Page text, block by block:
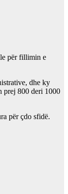
për fillimin e
dhe ky
prej 800 deri 1000
për çdo sfidë.